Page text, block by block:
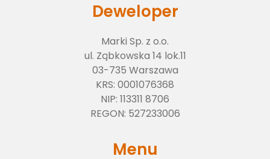
Lokalizacja
Deweloper
Marki Sp. z o.o.
ul. Ząbkowska 14 lok.11
03-735 Warszawa
KRS: 0001076368
NIP: 113311 8706
REGON: 527233006
Menu